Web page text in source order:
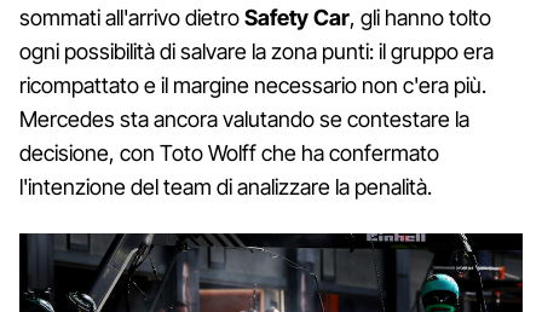
sommati all'arrivo dietroSafety Car, gli hanno tolto
ogni possibilità di salvare la zona punti: il gruppo era
ricompattato e il margine necessario non c'era più.
Mercedes sta ancora valutando se contestare la
decisione, con Toto Wolff che ha confermato
l'intenzione del team di analizzare la penalità.